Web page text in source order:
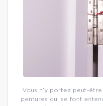
Vous n’y portez peut-
pentures qui se font